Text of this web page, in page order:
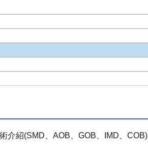
介紹(SMD、AOB、GOB、IMD、COB)